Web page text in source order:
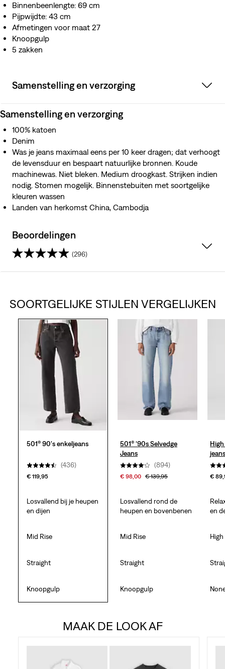
Binnenbeenlengte: 69 cm
Pijpwijdte: 43 cm
Afmetingen voor maat 27
Knoopgulp
5 zakken
Samenstelling en verzorging
Samenstelling en verzorging
100% katoen
Denim
Was je jeans maximaal eens per 10 keer dragen; dat verhoogt
de levensduur en bespaart natuurlijke bronnen. Koude
machinewas. Niet bleken. Medium droogkast. Strijken indien
nodig. Stomen mogelijk. Binnenstebuiten met soortgelijke
kleuren wassen
Landen van herkomst China, Cambodja
Beoordelingen
(296)
de
sterren.
beoordelingen
SOORTGELIJKE STIJLEN VERGELIJKEN
501® 90's enkeljeans
(436)
€ 119,95
501® ‘90s Selvedge
Jeans
(894)
€ 98,00 € 139,95 €
Losvallend bij je heupen
en dijen
Losvallend rond de
heupen en bovenbenen
en
Mid Rise Mid Rise High
Straight Straight
Knoopgulp Knoopgulp
MAAK DE LOOK AF